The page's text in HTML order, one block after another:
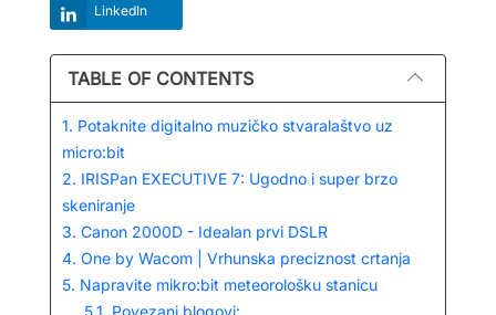
LinkedIn
TABLE OF CONTENTS
1. Potaknite digitalno muzičko stvaralaštvo uz
micro:bit
2. IRISPan EXECUTIVE 7: Ugodno i super brzo
skeniranje
3. Canon 2000D - Idealan prvi DSLR
4. One by Wacom | Vrhunska preciznost crtanja
5. Napravite mikro:bit meteorološku stanicu
5.1. Povezani blogovi: